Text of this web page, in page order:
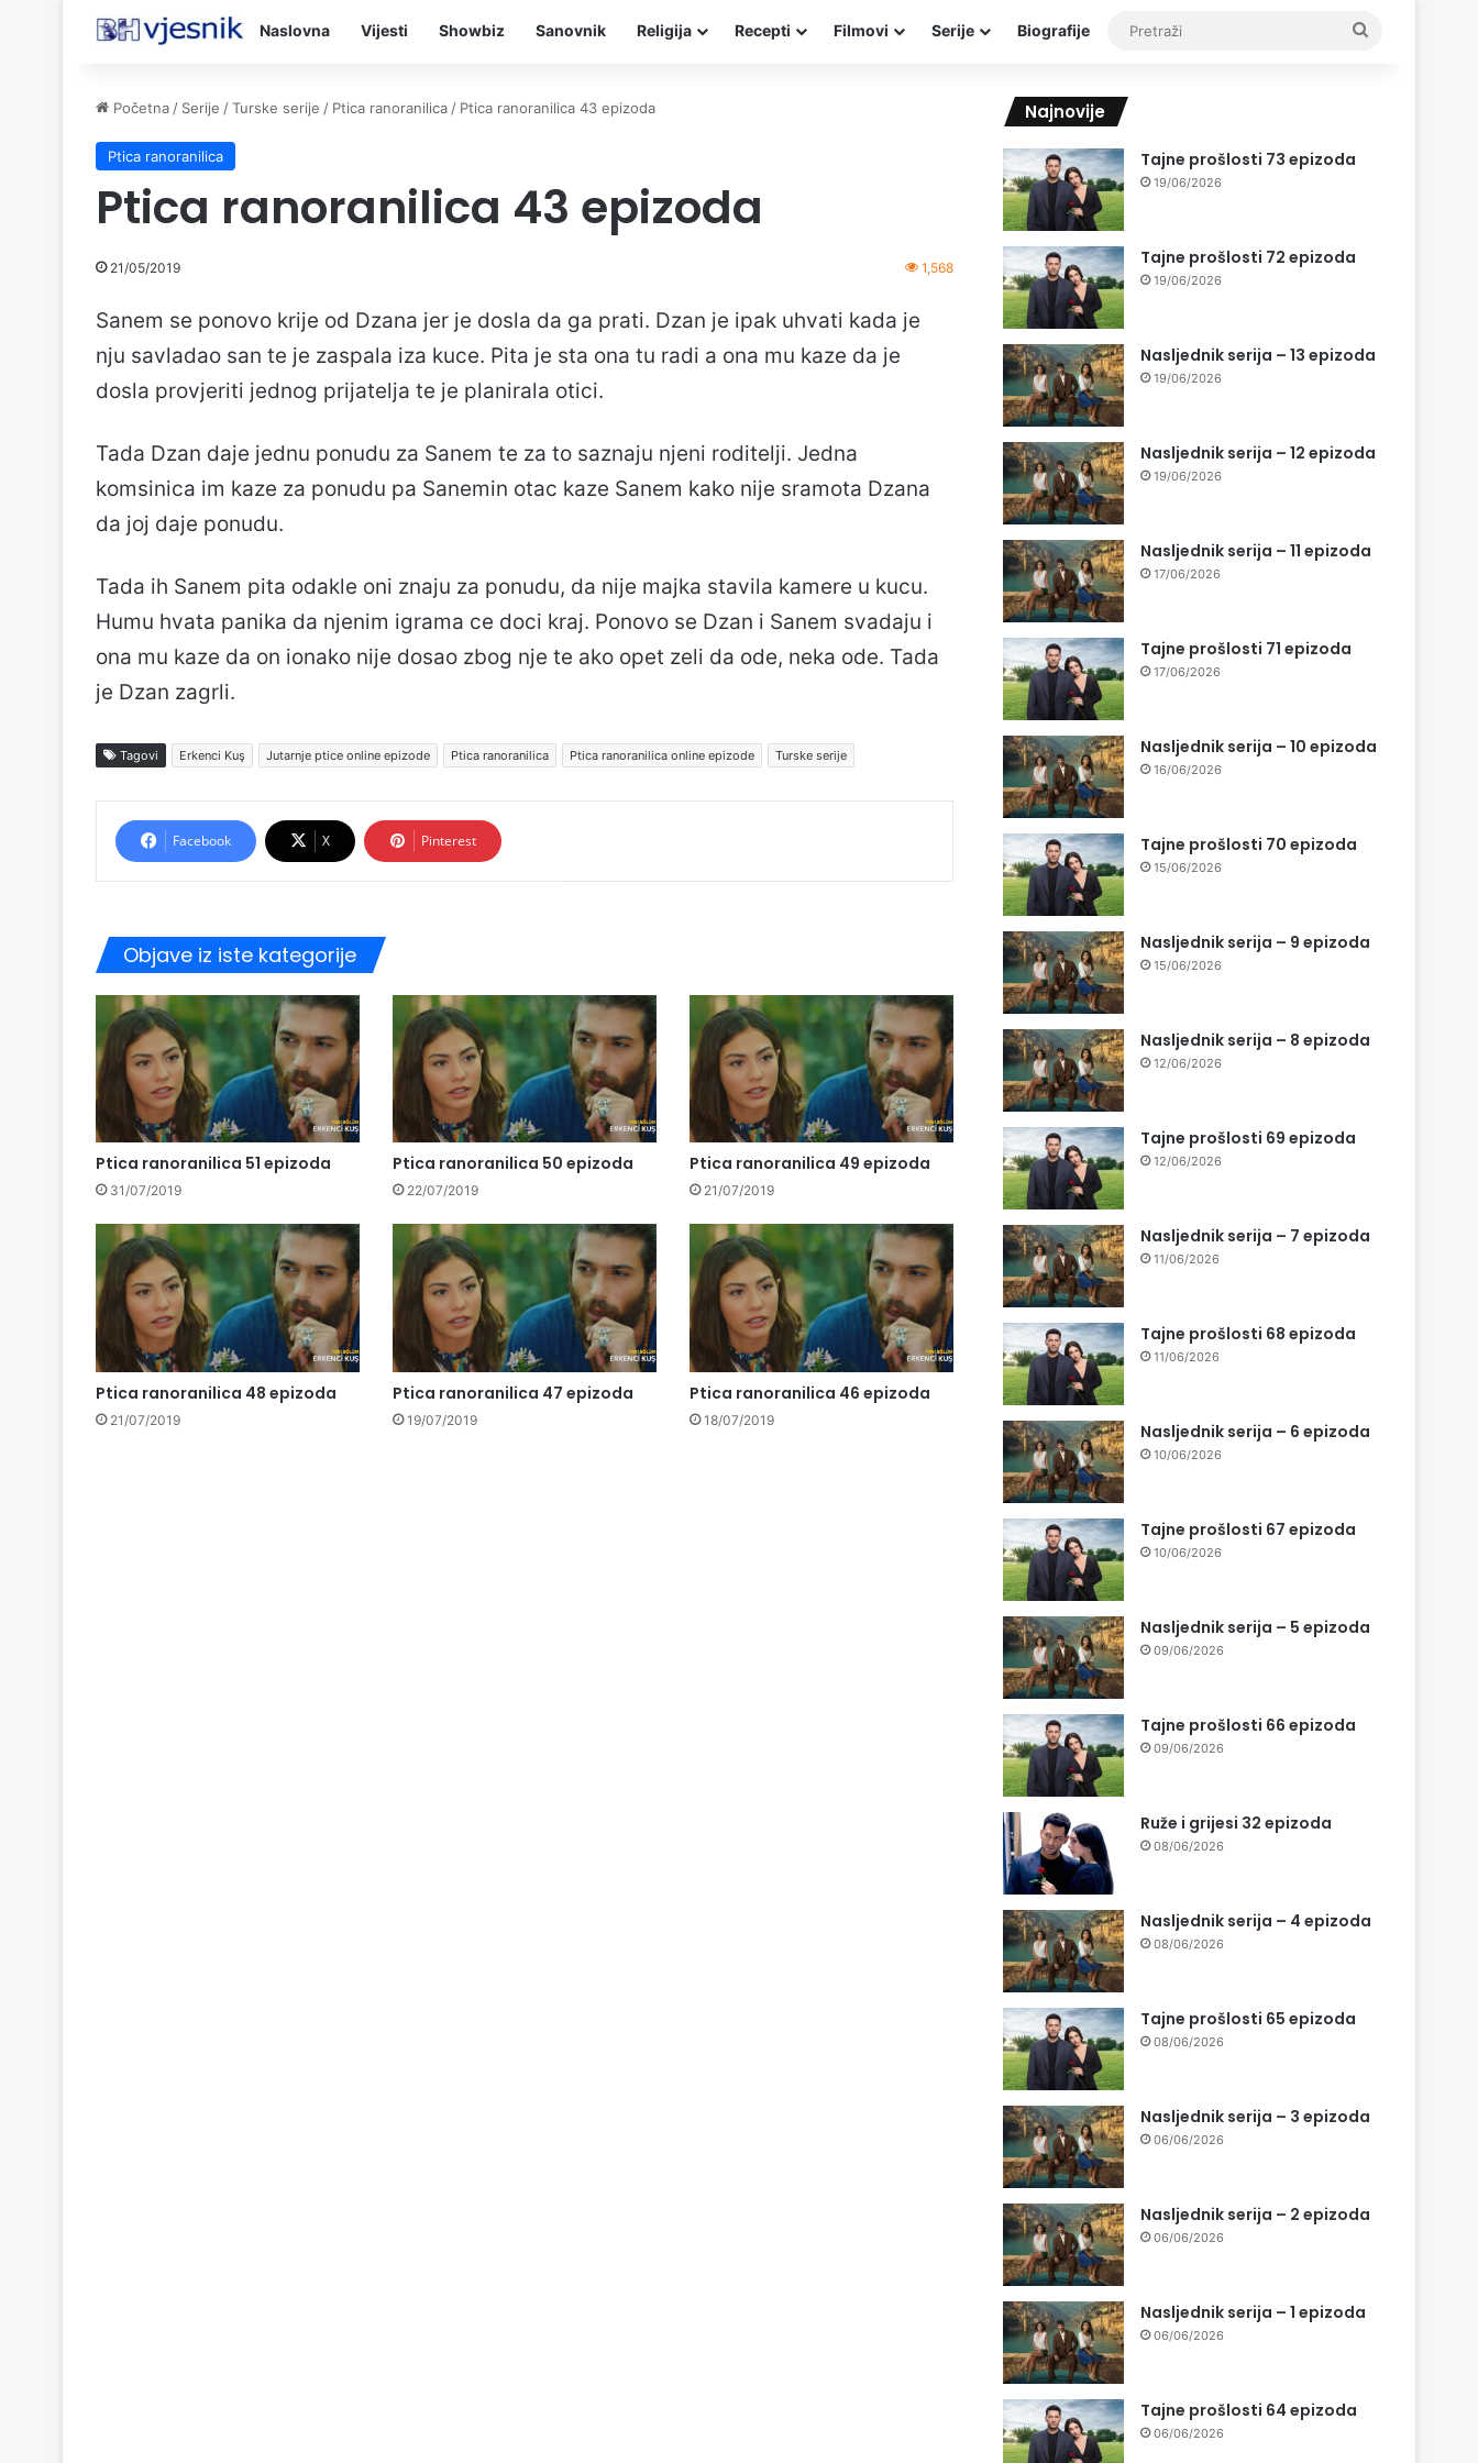
Naslovna Vijesti Showbiz Sanovnik Religija Recepti Filmovi Serije Biografije
Početna / Serije /Turske serije / Ptica ranoranilica / Ptica ranoranilica 43 epizoda
Ptica ranoranilica
Ptica ranoranilica 43 epizoda
21/05/2019 1,568
Sanem se ponovo krije od Dzana jer je dosla da ga prati. Dzan je ipak uhvati kada je
nju savladao san te je zaspala iza kuce. Pita je sta ona tu radi a ona mu kaze da je
dosla provjeriti jednog prijatelja te je planirala otici.
Tada Dzan daje jednu ponudu za Sanem te za to saznaju njeni roditelji. Jedna
komsinica im kaze za ponudu pa Sanemin otac kaze Sanem kako nije sramota Dzana
da joj daje ponudu.
Tada ih Sanem pita odakle oni znaju za ponudu, da nije majka stavila kamere u kucu.
Humu hvata panika da njenim igrama ce doci kraj. Ponovo se Dzan i Sanem svadaju i
ona mu kaze da on ionako nije dosao zbog nje te ako opet zeli da ode, neka ode. Tada
je Dzan zagrli.
Tagovi Erkenci Kuş Jutarnje ptice online epizode Ptica ranoranilica Ptica ranoranilica online epizode Turske serije
Facebook X Pinterest
Objave iz iste kategorije
Ptica ranoranilica 51 epizoda
31/07/2019
Ptica ranoranilica 50 epizoda
22/07/2019
Ptica ranoranilica 49 epizoda
21/07/2019
Ptica ranoranilica 48 epizoda
21/07/2019
Ptica ranoranilica 47 epizoda
19/07/2019
Ptica ranoranilica 46 epizoda
18/07/2019
Najnovije
Tajne prošlosti 73 epizoda
19/06/2026
Tajne prošlosti 72 epizoda
19/06/2026
Nasljednik serija – 13 epizoda
19/06/2026
Nasljednik serija – 12 epizoda
19/06/2026
Nasljednik serija – 11 epizoda
17/06/2026
Tajne prošlosti 71 epizoda
17/06/2026
Nasljednik serija – 10 epizoda
16/06/2026
Tajne prošlosti 70 epizoda
15/06/2026
Nasljednik serija – 9 epizoda
15/06/2026
Nasljednik serija – 8 epizoda
12/06/2026
Tajne prošlosti 69 epizoda
12/06/2026
Nasljednik serija – 7 epizoda
11/06/2026
Tajne prošlosti 68 epizoda
11/06/2026
Nasljednik serija – 6 epizoda
10/06/2026
Tajne prošlosti 67 epizoda
10/06/2026
Nasljednik serija – 5 epizoda
09/06/2026
Tajne prošlosti 66 epizoda
09/06/2026
Ruže i grijesi 32 epizoda
08/06/2026
Nasljednik serija – 4 epizoda
08/06/2026
Tajne prošlosti 65 epizoda
08/06/2026
Nasljednik serija – 3 epizoda
06/06/2026
Nasljednik serija – 2 epizoda
06/06/2026
Nasljednik serija – 1 epizoda
06/06/2026
Tajne prošlosti 64 epizoda
06/06/2026